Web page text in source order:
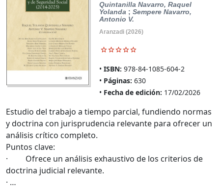
Quintanilla Navarro, Raquel
Yolanda ; Sempere Navarro,
Antonio V.
Aranzadi(2026)
ISBN: 978-84-1085-604-2
Páginas: 630
Fecha de edición: 17/02/2026
Estudio del trabajo a tiempo parcial, fundiendo normas
y doctrina con jurisprudencia relevante para ofrecer un
análisis crítico completo.
Puntos clave:
· Ofrece un análisis exhaustivo de los criterios de
doctrina judicial relevante.
· …